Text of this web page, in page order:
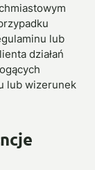
lub
działań
lub wizerunek